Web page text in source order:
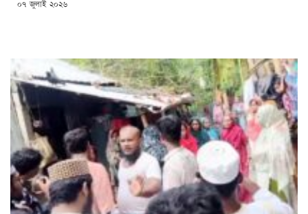
POSTED
০৭ জুলাই ২০২৬